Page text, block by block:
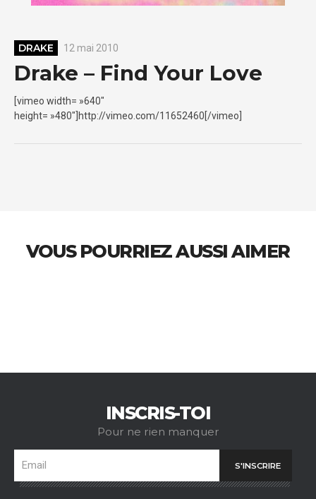
DRAKE 12 mai 2010
Drake – Find Your Love
[vimeo width= »640″
height= »480″]http://vimeo.com/11652460[/vimeo]
VOUS POURRIEZ AUSSI AIMER
INSCRIS-TOI
Pour ne rien manquer